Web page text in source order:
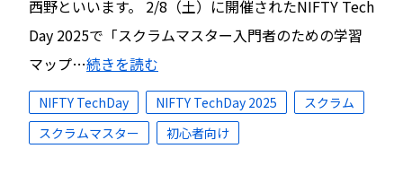
西野といいます。 2/8（土）に開催されたNIFTY Tech
Day 2025で「スクラムマスター入門者のための学習
マップ…続きを読む
NIFTY TechDay NIFTY TechDay 2025
スクラム
スクラムマスター
初心者向け